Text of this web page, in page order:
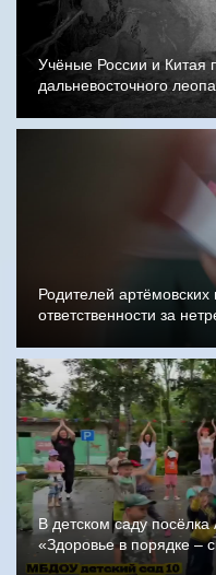
Учёные России и Китая
дальневосточного
Родителей
ответственности за
В детском саду
«Здоровье в порядке –